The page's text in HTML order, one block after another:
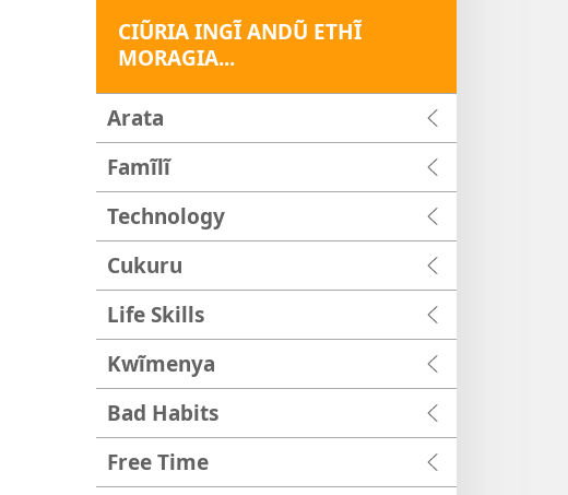
CIŨRIA INGĨ ANDŨ ETHĨ
MORAGIA...
Arata
Famĩlĩ
Technology
Cukuru
Life Skills
Kwĩmenya
Bad Habits
Free Time